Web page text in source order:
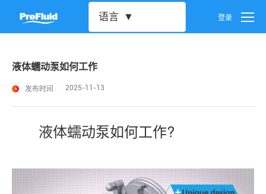
语言 登录
液体蠕动泵如何工作
发布时间 2025-11-13
液体蠕动泵如何工作?